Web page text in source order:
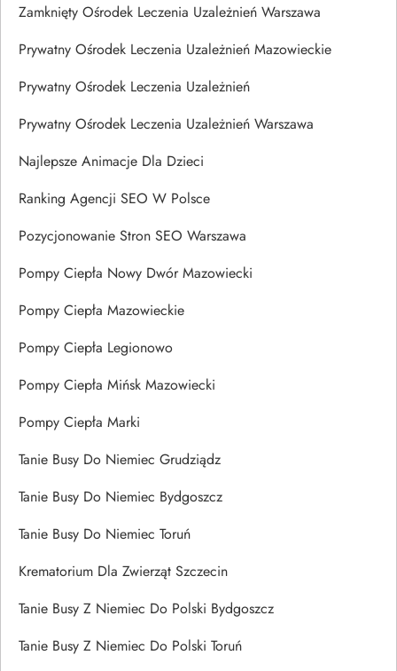
Zamknięty Ośrodek Leczenia Uzależnień Warszawa
Prywatny Ośrodek Leczenia Uzależnień Mazowieckie
Prywatny Ośrodek Leczenia Uzależnień
Prywatny Ośrodek Leczenia Uzależnień Warszawa
Najlepsze Animacje Dla Dzieci
Ranking Agencji SEO W Polsce
Pozycjonowanie Stron SEO Warszawa
Pompy Ciepła Nowy Dwór Mazowiecki
Pompy Ciepła Mazowieckie
Pompy Ciepła Legionowo
Pompy Ciepła Mińsk Mazowiecki
Pompy Ciepła Marki
Tanie Busy Do Niemiec Grudziądz
Tanie Busy Do Niemiec Bydgoszcz
Tanie Busy Do Niemiec Toruń
Krematorium Dla Zwierząt Szczecin
Tanie Busy Z Niemiec Do Polski Bydgoszcz
Tanie Busy Z Niemiec Do Polski Toruń